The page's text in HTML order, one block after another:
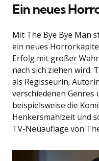
Ein neues
Mit The Bye Bye Man
ein neues
Erfolg mit großer
nach sich ziehen wird.
als Regisseurin,
verschiedenen Genres
beispielsweise die
Henkersmahlzeit und
TV-Neuauflage von